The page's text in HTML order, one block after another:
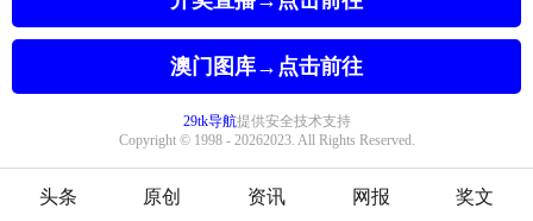
头条 原创 资讯 网报
奖文